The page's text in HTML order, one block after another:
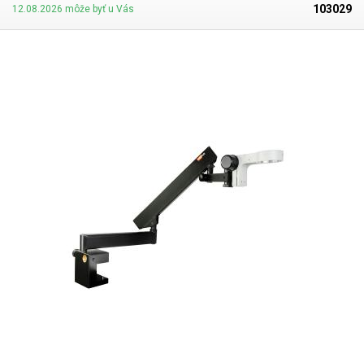
12.08.2026 môže byť u Vás
103029